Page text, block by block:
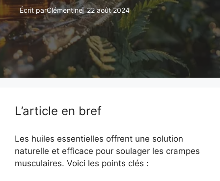
Écrit parClémentine 22 août 2024
L’article en bref
Les huiles essentielles offrent une solution
naturelle et efficace pour soulager les crampes
musculaires. Voici les points clés :